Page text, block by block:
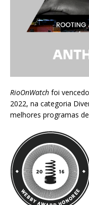
RioOnWatch foi
2022, na categoria
melhores programas